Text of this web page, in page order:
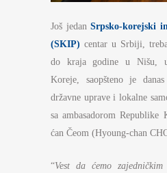
Još jedanSrpsko-korejski
(SKIP) centar u Srbiji,
do kraja godine u Nišu,
Koreje, saopšteno je
državne uprave i lokalne
sa ambasadorom
ćan Čeom (Hyoung-chan
“Vest da ćemo